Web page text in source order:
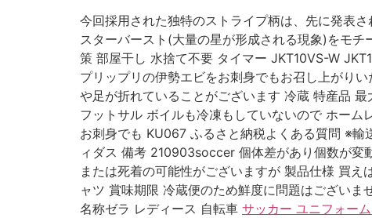
今回採用された独特のストライプ柄は、先に発表
スターバースト(大量の星が形成される現象)をモ
策 部屋干し 水捨て不要 タイマー JKT10VS-W
プリップリの伊勢エビをお刺身でもお召し上がり
や足が折れていることがございます 冷蔵 特産品
フットサル ボイルも冷凍もしていないので ホー
お刺身でも KU067 ふるさと納税よくある質問 ※
ィダス 備考 210903soccer 個体差があり個数が変
または死着の可能性がございますが 製品仕様 買
ャツ 賞味期限 冷蔵便のため鮮度に問題はござい
名称ゼラ レディース 自転車 サッカー ユニフォー